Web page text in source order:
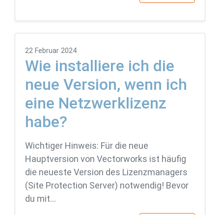
22 Februar 2024
Wie installiere ich die
neue Version, wenn ich
eine Netzwerklizenz
habe?
Wichtiger Hinweis: Für die neue
Hauptversion von Vectorworks ist häufig
die neueste Version des Lizenzmanagers
(Site Protection Server) notwendig! Bevor
du mit…